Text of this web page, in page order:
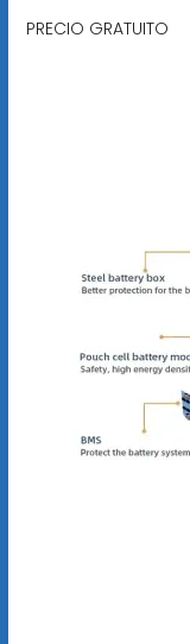
PRECIO GRATUITO